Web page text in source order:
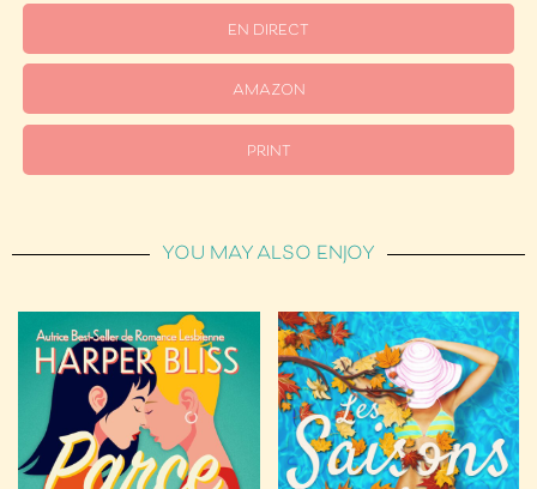
EN DIRECT
AMAZON
PRINT
YOU MAY ALSO ENJOY